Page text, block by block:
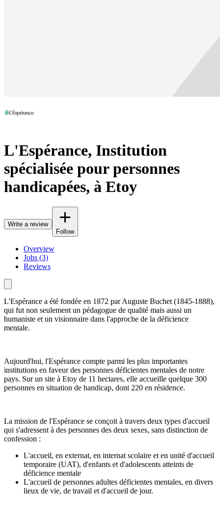
L'Espérance, Institution
spécialisée pour personnes
handicapées, à Etoy
Write a review
Follow
Overview
Jobs (3)
Reviews
L'Espérance a été fondée en 1872 par Auguste Buchet (1845-1888),
qui fut non seulement un pédagogue de qualité mais aussi un
humaniste et un visionnaire dans l'approche de la déficience
mentale.
Aujourd'hui, l'Espérance compte parmi les plus importantes
institutions en faveur des personnes déficientes mentales de notre
pays. Sur un site à Etoy de 11 hectares, elle accueille quelque 300
personnes en situation de handicap, dont 220 en résidence.
La mission de l'Espérance se conçoit à travers deux types d'accueil
qui s'adressent à des personnes des deux sexes, sans distinction de
confession :
L'accueil, en externat, en internat scolaire et en unité d'accueil
temporaire (UAT), d'enfants et d'adolescents atteints de
déficience mentale
L'accueil de personnes adultes déficientes mentales, en divers
lieux de vie, de travail et d'accueil de jour.